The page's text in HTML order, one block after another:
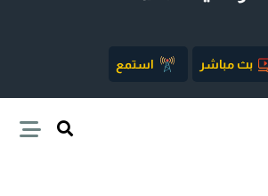
بث مباشر استمع